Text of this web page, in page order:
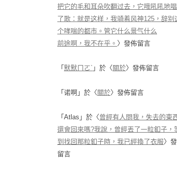
把它的毛和耳朵吹翻过去，它哦吼吼地
了歌：就是这样，我骑着风神125，辞别
个哮喘的都市。管它什么景气什么
前途啊，我不在乎。 〉發佈留言
「 默默ㄇㄛˋ 」於〈 關於〉發佈留言
「 诺啊 」於〈 關於〉發佈留言
「 Atlas 」於〈曾經有人問我，失去的東
還會回來嗎?我說，曾經丟了一粒釦子，
到找回那粒釦子時，我已經換了衣服〉
留言